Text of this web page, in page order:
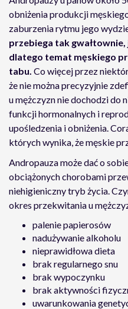
obniżenia produkcji
zaburzenia rytmu jego
przebiega tak gwałtownie,
dlatego temat męskiego
tabu. Co więcej przez
że nie można precyzyjnie
u mężczyzn nie dochodzi do
funkcji hormonalnych i
upośledzenia i obniżenia.
których wynika, że męskie
Andropauza może dać o
obciążonych chorobami
niehigieniczny tryb życia.
okres przekwitania u
palenie papierosów
nadużywanie alkoholu
nieprawidłowa dieta
brak regularnego snu
brak wypoczynku
brak aktywności
uwarunkowania